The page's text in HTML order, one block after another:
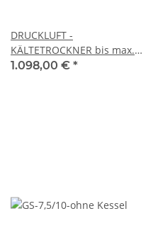
DRUCKLUFT -
KÄLTETROCKNER bis max.
900 ltr/min.16 Bar
1.098,00 € *